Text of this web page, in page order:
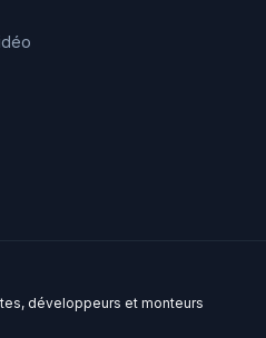
développeurs et monteurs